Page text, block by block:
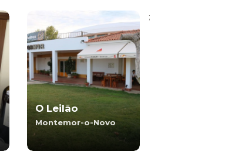
O Leilão
Montemor-o-Novo
;